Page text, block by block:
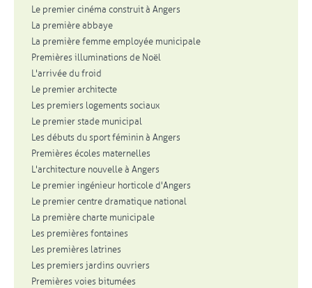
Le premier cinéma construit à Angers
La première abbaye
La première femme employée municipale
Premières illuminations de Noël
L'arrivée du froid
Le premier architecte
Les premiers logements sociaux
Le premier stade municipal
Les débuts du sport féminin à Angers
Premières écoles maternelles
L'architecture nouvelle à Angers
Le premier ingénieur horticole d'Angers
Le premier centre dramatique national
La première charte municipale
Les premières fontaines
Les premières latrines
Les premiers jardins ouvriers
Premières voies bitumées